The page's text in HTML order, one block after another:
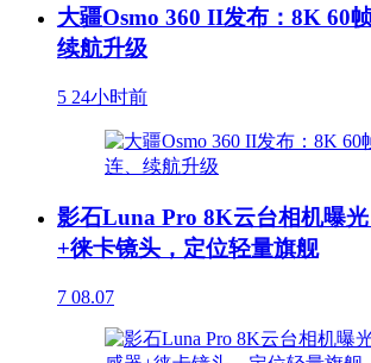
大疆Osmo 360 II发布：8K 60
续航升级
5 24小时前
影石Luna Pro 8K云台相机曝
+徕卡镜头，定位轻量旗舰
7 08.07